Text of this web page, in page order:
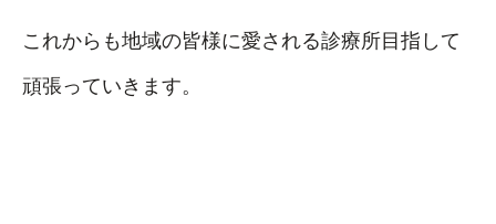
これからも地域の皆様に愛される診療所目指して
頑張っていきます。